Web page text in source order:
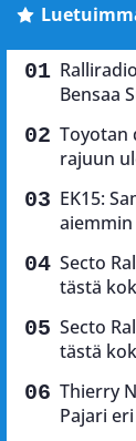
Bensaa
Toyotan
rajuun
EK15:
Secto
tästä
Secto
tästä
Thierry
Pajari